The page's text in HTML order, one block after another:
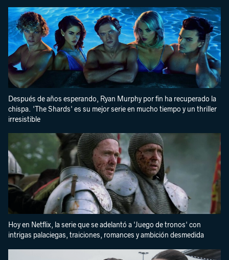
Después de años esperando, Ryan Murphy por fin ha recuperado la
chispa. 'The Shards' es su mejor serie en mucho tiempo y un thriller
irresistible
Hoy en Netflix, la serie que se adelantó a 'Juego de tronos' con
intrigas palaciegas, traiciones, romances y ambición desmedida